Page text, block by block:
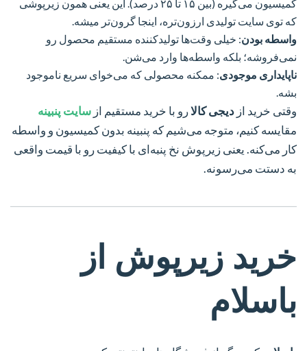
کمیسیون می‌گیره (بین ۱۵ تا ۲۵ درصد). این یعنی همون زیرپوشی
که توی سایت تولیدی ارزون‌تره، اینجا گرون‌تر میشه.
واسطه بودن: خیلی وقت‌ها تولیدکننده مستقیم محصول رو
نمی‌فروشه؛ بلکه واسطه‌ها وارد می‌شن.
ناپایداری موجودی: ممکنه محصولی که می‌خوای سریع ناموجود
بشه.
وقتی خرید از دیجی کالارو با خرید مستقیم از سایت پنبینه
مقایسه کنیم، متوجه می‌شیم که پنبینه بدون کمیسیون و واسطه
کار می‌کنه. یعنی زیرپوش نخ پنبه‌ای با کیفیت رو با قیمت واقعی
به دستت می‌رسونه.
خرید زیرپوش از
باسلام